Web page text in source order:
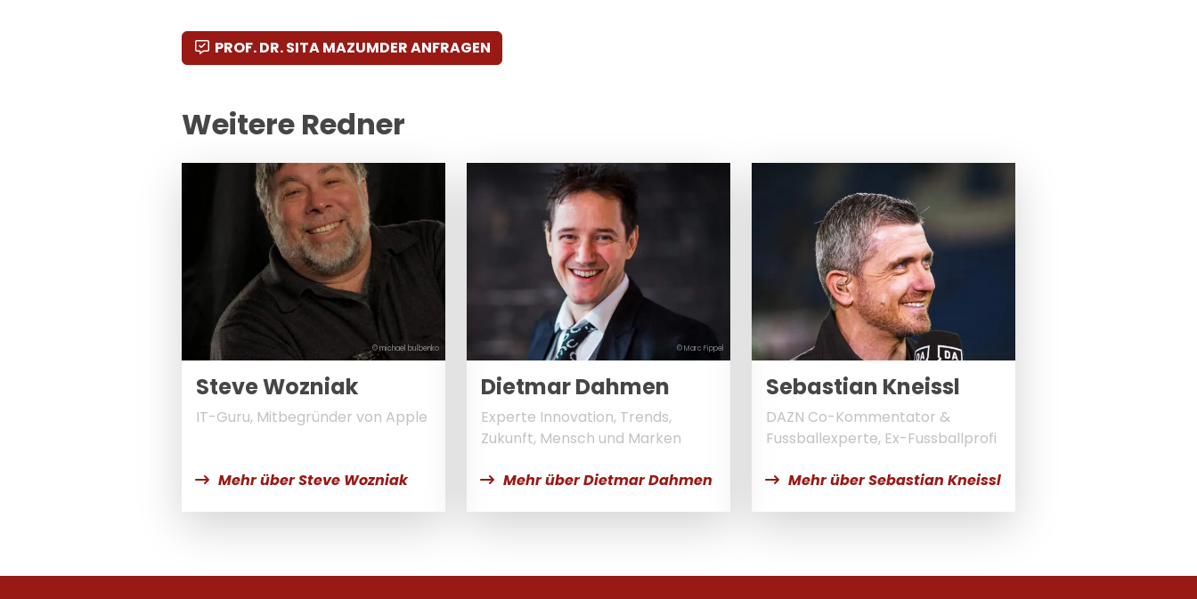
PROF. DR. SITA MAZUMDER ANFRAGEN
Weitere Redner
© michael bulbenko
Steve Wozniak
IT-Guru, Mitbegründer von Apple
Mehr über Steve Wozniak
© Marc Fippel
Dietmar Dahmen
Experte Innovation, Trends,
Zukunft, Mensch und Marken
Mehr über Dietmar Dahmen
Sebastian Kneissl
DAZN Co-Kommentator &
Fussballexperte, Ex-Fussballprofi
Mehr über Sebastian Kneissl